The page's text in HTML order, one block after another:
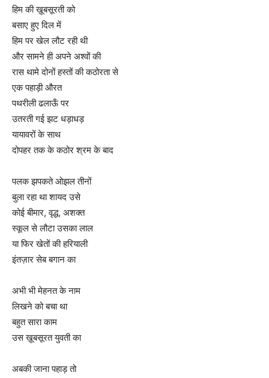
हिम की ख़ूबसूरती को
बसाए हुए दिल में
हिम पर खेल लौट रही थी
और सामने ही अपने अश्वों की
रास थामे दोनों हस्तों की कठोरता से
एक पहाड़ी औरत
पथरीली ढलाऊँ पर
उतरती गई झट धड़ाधड़
यायावरों के साथ
दोपहर तक के कठोर श्रम के बाद
पलक झपकते ओझल तीनों
बुला रहा था शायद उसे
कोई बीमार, वृद्ध, अशक्त
स्कूल से लौटा उसका लाल
या फिर खेतों की हरियाली
इंतज़ार सेब बगान का
अभी भी मेहनत के नाम
लिखने को बचा था
बहुत सारा काम
उस ख़ूबसूरत युवती का
अबकी जाना पहाड़ तो